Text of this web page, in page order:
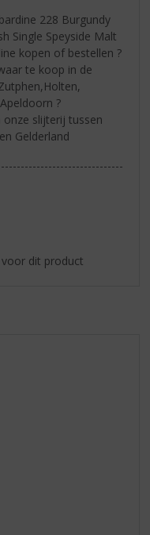
228 Burgundy
Single Speyside Malt
kopen of bestellen ?
te koop in de
?
onze slijterij tussen
Gelderland
dit product